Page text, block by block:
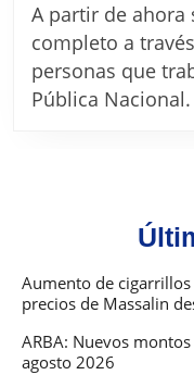
A partir de ahora
completo a
personas que
Pública Nacional.
Aumento de
precios de Massalin
ARBA: Nuevos
agosto 2026